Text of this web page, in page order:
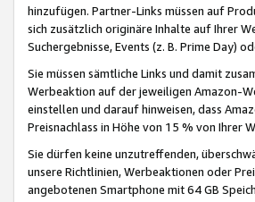
hinzufügen. Partner-Links müssen auf
sich zusätzlich originäre Inhalte auf Ihrer
Suchergebnisse, Events (z. B. Prime Day)
Sie müssen sämtliche Links und damit
Werbeaktion auf der jeweiligen Amazon-
einstellen und darauf hinweisen, dass
Preisnachlass in Höhe von 15 % von Ihrer
Sie dürfen keine unzutreffenden,
unsere Richtlinien, Werbeaktionen oder
angebotenen Smartphone mit 64 GB